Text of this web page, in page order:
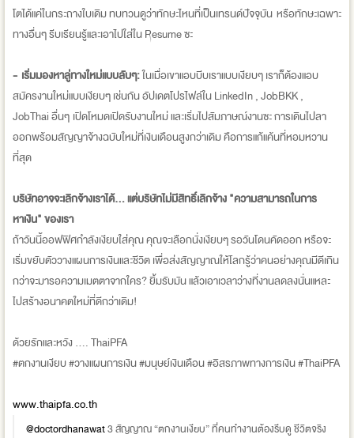
โตได้แค่ในกระถางใบเดิม ทบทวนดูว่าทักษะไหนที่เป็นเทรนด์ปัจจุบัน หรือทักษะเฉพาะ
ทางอื่นๆ รีบเรียนรู้และเอาไปใส่ใน Resume ซะ
- เริ่มมองหาลู่ทางใหม่แบบลับๆ:ในเมื่อเขาแอบบีบเราแบบเงียบๆ เราก็ต้องแอบ
สมัครงานใหม่แบบเงียบๆ เช่นกัน อัปเดตโปรไฟล์ใน LinkedIn , JobBKK ,
JobThai อื่นๆ เปิดโหมดเปิดรับงานใหม่ และเริ่มไปสัมภาษณ์งานซะ การเดินไปลา
ออกพร้อมสัญญาจ้างฉบับใหม่ที่เงินเดือนสูงกว่าเดิม คือการแก้แค้นที่หอมหวาน
ที่สุด
บริษัทอาจจะเลิกจ้างเราได้... แต่บริษัทไม่มีสิทธิ์เลิกจ้าง "ความสามารถในการ
หาเงิน" ของเรา
ถ้าวันนี้ออฟฟิศกำลังเงียบใส่คุณ คุณจะเลือกนั่งเงียบๆ รอวันโดนคัดออก หรือจะ
เริ่มขยับตัววางแผนการเงินและชีวิต เพื่อส่งสัญญาณให้โลกรู้ว่าคนอย่างคุณมีดีเกิน
กว่าจะมารอความเมตตาจากใคร? ยิ้มรับมัน แล้วเอาเวลาว่างที่งานลดลงนั่นแหละ
ไปสร้างอนาคตใหม่ที่ดีกว่าเดิม!
ด้วยรักและหวัง .... ThaiPFA
#ตกงานเงียบ #วางแผนการเงิน #มนุษย์เงินเดือน #อิสรภาพทางการเงิน #ThaiPFA
www.thaipfa.co.th
@doctordhanawat3 สัญญาณ “ตกงานเงียบ” ที่คนทำงานต้องรีบดู ชีวิตจริง